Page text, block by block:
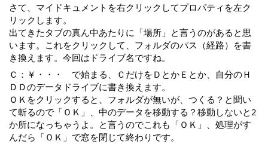
さて、マイドキュメントを右クリックしてプロパティを左ク
リックします。
出てきたタブの真ん中あたりに「場所」と言うのがあると思
います。これをクリックして、フォルダのパス（経路）を書
き換えます。今回はドライブ名ですね。
Ｃ：￥・・・　で始まる、ＣだけをＤとかＥとか、自分のＨ
ＤＤのデータドライブに書き換えます。
ＯＫをクリックすると、フォルダが無いが、つくる？と聞い
て斬るので「ＯＫ」、中のデータを移動する？移動しないと2
か所になっちゃうよ。と言うのでこれも「ＯＫ」、処理がす
んだら「ＯＫ」で窓を閉じて終わりです。